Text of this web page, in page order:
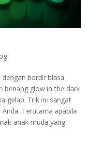
bordir biasa.
benang glow in the dark
gelap. Trik ini sangat
Terutama apabila
anak muda yang